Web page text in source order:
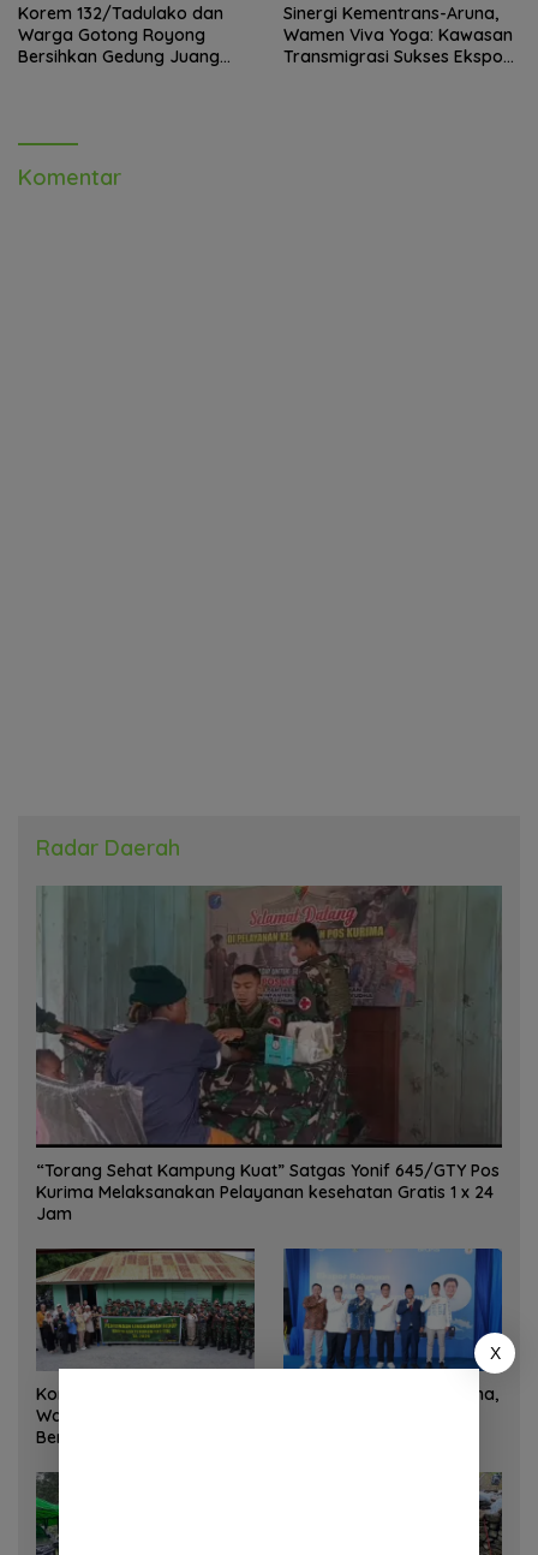
Korem 132/Tadulako dan
Warga Gotong Royong
Bersihkan Gedung Juang
Sinergi Kementrans-Aruna,
Wamen Viva Yoga: Kawasan
Transmigrasi Sukses Ekspor
Komentar
Radar Daerah
“Torang Sehat Kampung Kuat” Satgas Yonif 645/GTY Pos
Kurima Melaksanakan Pelayanan kesehatan Gratis 1 x 24
Jam
Korem 132/Tadulako dan
Warga Gotong Royong
Bersihkan Gedung Juang
Sinergi Kementrans-Aruna,
X